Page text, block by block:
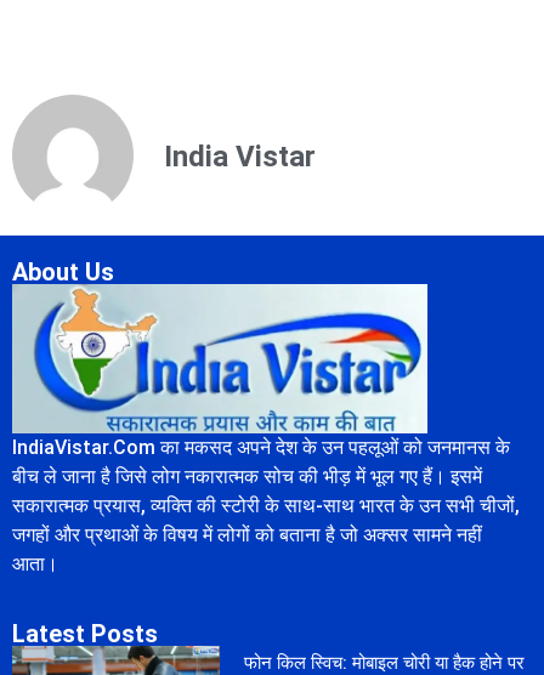
India Vistar
About Us
IndiaVistar.Com का मकसद अपने देश के उन पहलूओं को जनमानस के
बीच ले जाना है जिसे लोग नकारात्मक सोच की भीड़ में भूल गए हैं। इसमें
सकारात्मक प्रयास, व्यक्ति की स्टोरी के साथ-साथ भारत के उन सभी चीजों,
जगहों और प्रथाओं के विषय में लोगों को बताना है जो अक्सर सामने नहीं
आता।
Latest Posts
फोन किल स्विच: मोबाइल चोरी या हैक होने पर